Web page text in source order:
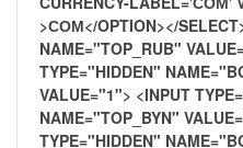
>СОМ</OPTION></
NAME="TOP_RUB"
TYPE="HIDDEN"
VALUE="1"> <INPUT
NAME="TOP_BYN"
TYPE="HIDDEN"